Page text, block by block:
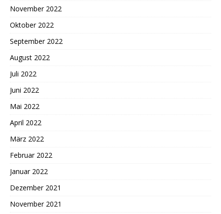
November 2022
Oktober 2022
September 2022
August 2022
Juli 2022
Juni 2022
Mai 2022
April 2022
März 2022
Februar 2022
Januar 2022
Dezember 2021
November 2021